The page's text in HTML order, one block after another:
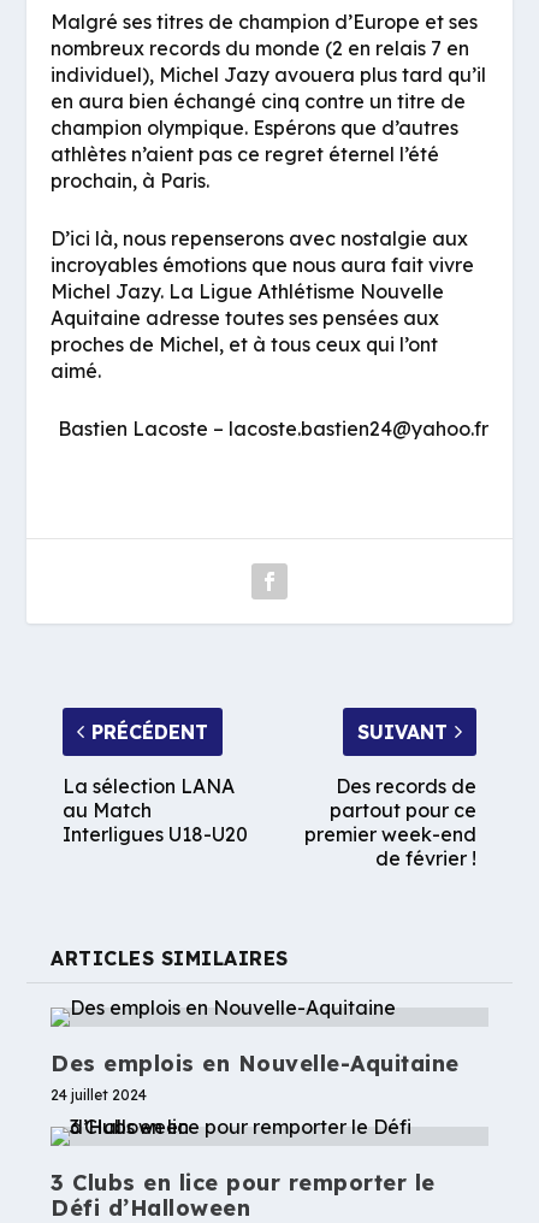
Malgré ses titres de champion d’Europe et ses
nombreux records du monde (2 en relais 7 en
individuel), Michel Jazy avouera plus tard qu’il
en aura bien échangé cinq contre un titre de
champion olympique. Espérons que d’autres
athlètes n’aient pas ce regret éternel l’été
prochain, à Paris.
D’ici là, nous repenserons avec nostalgie aux
incroyables émotions que nous aura fait vivre
Michel Jazy. La Ligue Athlétisme Nouvelle
Aquitaine adresse toutes ses pensées aux
proches de Michel, et à tous ceux qui l’ont
aimé.
Bastien Lacoste – lacoste.bastien24@yahoo.fr
PRÉCÉDENT
La sélection LANA
au Match
Interligues U18-U20
SUIVANT
Des records de
partout pour ce
premier week-end
de février !
ARTICLES SIMILAIRES
Des emplois en Nouvelle-Aquitaine
24 juillet 2024
3 Clubs en lice pour remporter le
Défi d’Halloween